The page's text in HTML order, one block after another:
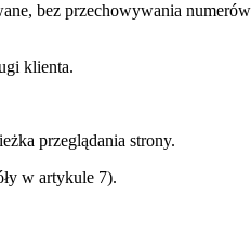
bez przechowywania
klienta.
przeglądania strony.
w artykule 7).